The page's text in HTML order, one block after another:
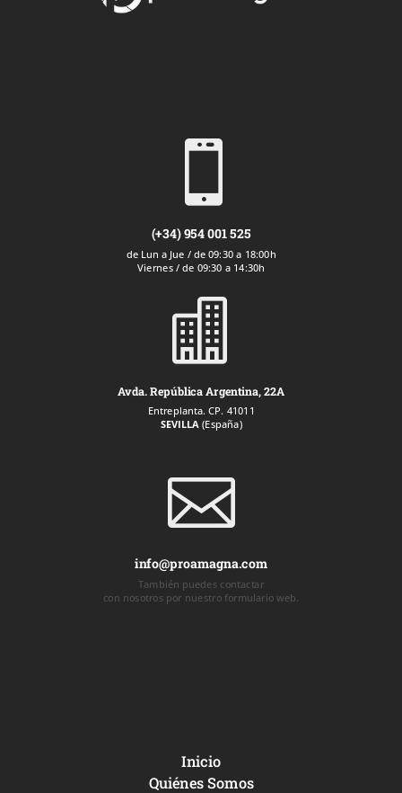

(+34) 954 001 525
de Lun a Jue / de 09:30 a 18:00h
Viernes / de 09:30 a 14:30h

Avda. República Argentina, 22A
Entreplanta. CP. 41011
SEVILLA (España)

info@proamagna.com
También puedes contactar
con nosotros por nuestro formulario web.
Inicio
Quiénes Somos